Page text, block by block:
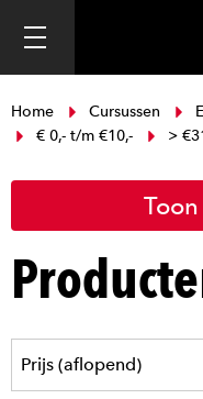
Home Cursussen
€ 0,- t/m €10,-
>